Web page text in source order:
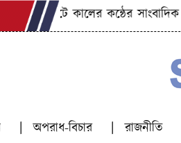
সিলেটে কালের কন্ঠের সাংবাদিক
অপরাধ-বিচার রাজনীতি